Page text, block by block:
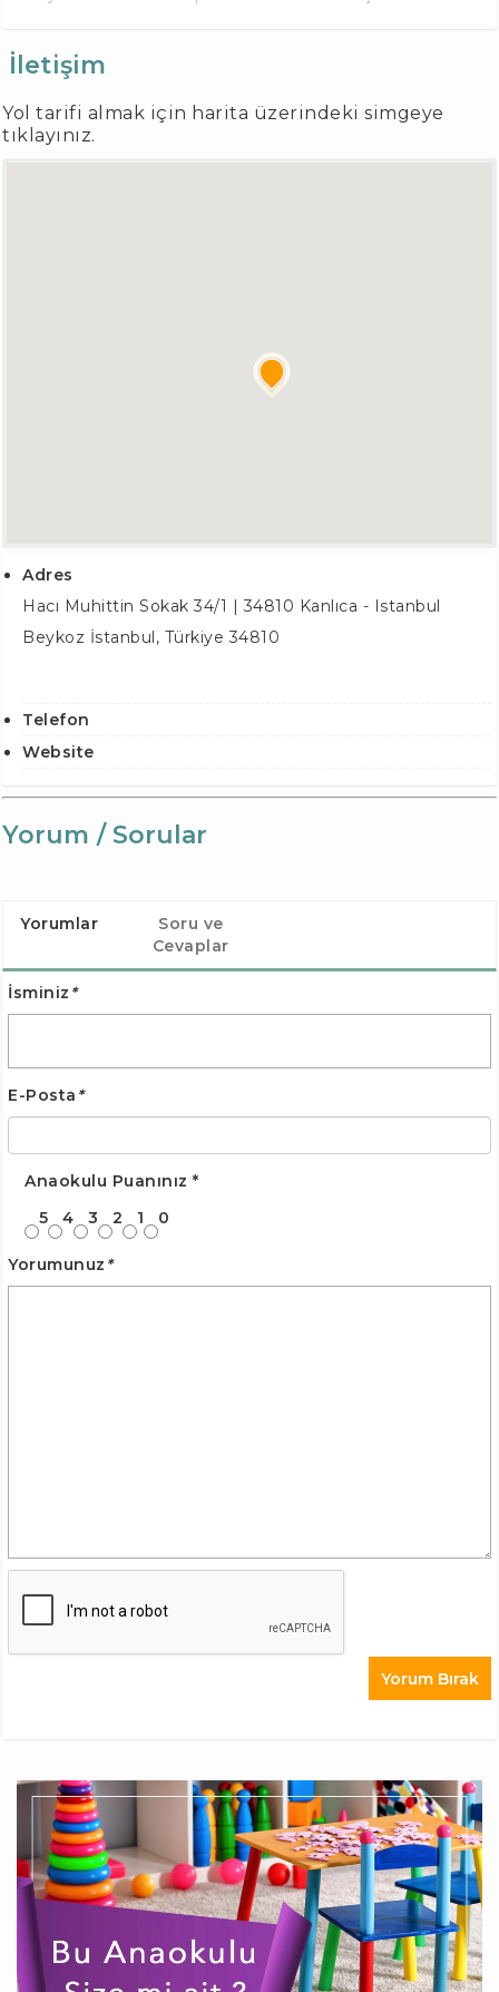
İletişim
Yol tarifi almak için harita üzerindeki simgeye
tıklayınız.
Adres
Hacı Muhittin Sokak 34/1 | 34810 Kanlıca - Istanbul
Beykoz İstanbul, Türkiye 34810
Telefon
Website
Yorum / Sorular
Yorumlar
Soru ve
Cevaplar
İsminiz *
E-Posta *
Anaokulu Puanınız *
5
4 3 2 1 0
Yorumunuz *